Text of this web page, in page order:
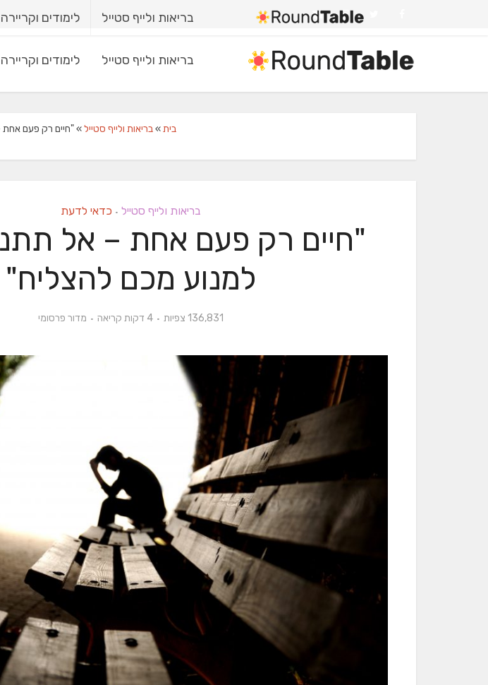
בריאות ולייף סטייל לימודים וקריירה
בריאות ולייף סטייל לימודים וקריירה
בית»בריאות ולייף סטייל»"חיים רק פעם
בריאות ולייף סטייל • כדאי לדעת
"חיים רק פעם אחת – אל
למנוע מכם להצליח"
136,831 צפיות 4 דקות קריאה מדור פרסומי